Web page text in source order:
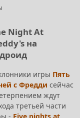
Night At
на
игры Пять
с Фредди сейчас
ждут
третьей части